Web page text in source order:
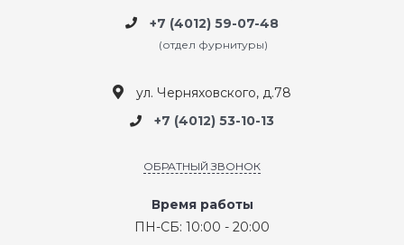
+7 (4012) 59-07-48
(отдел фурнитуры)
ул. Черняховского, д.78
+7 (4012) 53-10-13
ОБРАТНЫЙ ЗВОНОК
Время работы
ПН-СБ: 10:00 - 20:00